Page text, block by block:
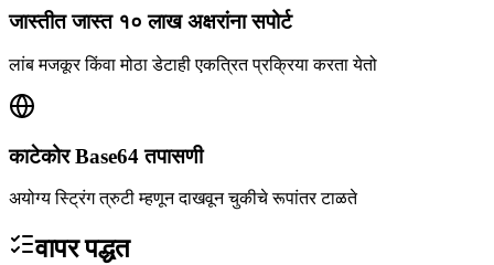
जास्तीत जास्त १० लाख अक्षरांना सपोर्ट
लांब मजकूर किंवा मोठा डेटाही एकत्रित प्रक्रिया करता येतो
काटेकोर Base64 तपासणी
अयोग्य स्ट्रिंग त्रुटी म्हणून दाखवून चुकीचे रूपांतर टाळते
वापर पद्धत